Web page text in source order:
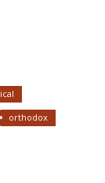
orthodox